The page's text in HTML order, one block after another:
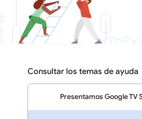
Consultar los temas de ayuda
Presentamos Google TV